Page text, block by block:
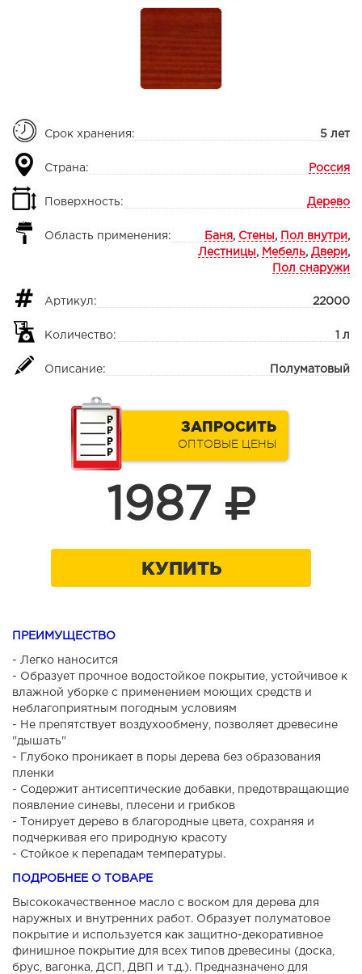
Срок хранения: 5 лет
Страна: Россия
Поверхность: Дерево
Область применения: Баня , Стены , Пол внутри ,
Лестницы , Мебель, Двери ,
Пол снаружи
Артикул: 22000
Количество: 1 л
Описание: Полуматовый
ЗАПРОСИТЬ
ОПТОВЫЕ ЦЕНЫ
1987
КУПИТЬ
ПРЕИМУЩЕСТВО
- Легко наносится
- Образует прочное водостойкое покрытие, устойчивое к
влажной уборке с применением моющих средств и
неблагоприятным погодным условиям
- Не препятствует воздухообмену, позволяет древесине
"дышать"
- Глубоко проникает в поры дерева без образования
пленки
- Содержит антисептические добавки, предотвращающие
появление синевы, плесени и грибков
- Тонирует дерево в благородные цвета, сохраняя и
подчеркивая его природную красоту
- Стойкое к перепадам температуры.
ПОДРОБНЕЕ О ТОВАРЕ
Высококачественное масло с воском для дерева для
наружных и внутренних работ. Образует полуматовое
покрытие и используется как защитно-декоративное
финишное покрытие для всех типов древесины (доска,
брус, вагонка, ДСП, ДВП и т.д.). Предназначено для